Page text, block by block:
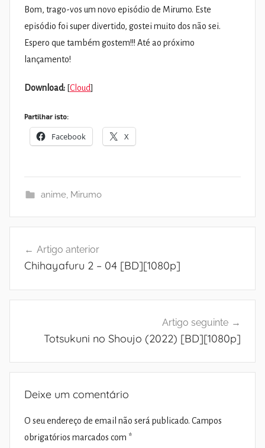
Bom, trago-vos um novo episódio de Mirumo. Este
episódio foi super divertido, gostei muito dos não sei.
Espero que também gostem!!! Até ao próximo
lançamento!
Download: [Cloud]
Partilhar isto:
Facebook X
anime, Mirumo
Artigo anterior
Chihayafuru 2 – 04 [BD][1080p]
Artigo seguinte
Totsukuni no Shoujo (2022) [BD][1080p]
Deixe um comentário
O seu endereço de email não será publicado. Campos
obrigatórios marcados com *